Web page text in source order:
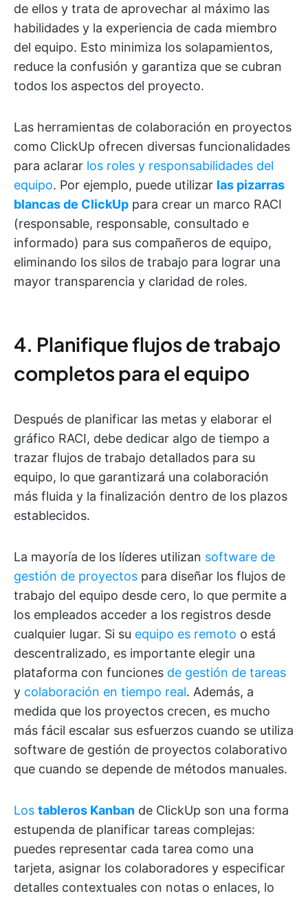
de ellos y trata de aprovechar al máximo las
habilidades y la experiencia de cada miembro
del equipo. Esto minimiza los solapamientos,
reduce la confusión y garantiza que se cubran
todos los aspectos del proyecto.
Las herramientas de colaboración en proyectos
como ClickUp ofrecen diversas funcionalidades
para aclarar los roles y responsabilidades del
equipo. Por ejemplo, puede utilizar las pizarras
blancas de ClickUp para crear un marco RACI
(responsable, responsable, consultado e
informado) para sus compañeros de equipo,
eliminando los silos de trabajo para lograr una
mayor transparencia y claridad de roles.
4. Planifique flujos de trabajo
completos para el equipo
Después de planificar las metas y elaborar el
gráfico RACI, debe dedicar algo de tiempo a
trazar flujos de trabajo detallados para su
equipo, lo que garantizará una colaboración
más fluida y la finalización dentro de los plazos
establecidos.
La mayoría de los líderes utilizan software de
gestión de proyectos para diseñar los flujos de
trabajo del equipo desde cero, lo que permite a
los empleados acceder a los registros desde
cualquier lugar. Si su equipo es remoto o está
descentralizado, es importante elegir una
plataforma con funciones de gestión de tareas
y colaboración en tiempo real. Además, a
medida que los proyectos crecen, es mucho
más fácil escalar sus esfuerzos cuando se utiliza
software de gestión de proyectos colaborativo
que cuando se depende de métodos manuales.
Los tableros Kanban de ClickUp son una forma
estupenda de planificar tareas complejas:
puedes representar cada tarea como una
tarjeta, asignar los colaboradores y especificar
detalles contextuales con notas o enlaces, lo